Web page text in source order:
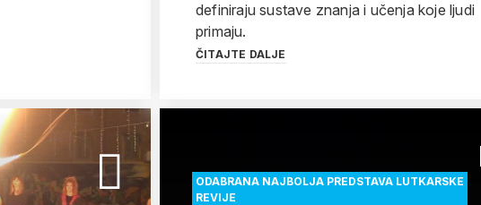
definiraju sustave znanja i učenja koje ljudi
primaju.
ČITAJTE DALJE
ODABRANA NAJBOLJA PREDSTAVA LUTKARSKE
REVIJE